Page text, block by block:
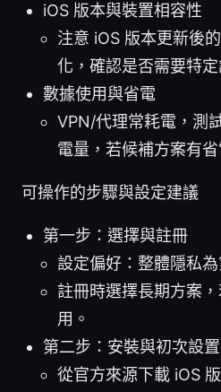
iOS 版本與裝置相容性
注意 iOS 版本更新後
化，確認是否需要特定
數據使用與省電
VPN/代理常耗電，測
電量，若候補方案有
可操作的步驟與設定建議
第一步：選擇與註冊
設定偏好：整體隱私
註冊時選擇長期方案
用。
第二步：安裝與初次設置
從官方來源下載 iOS